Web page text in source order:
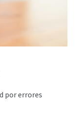
por errores